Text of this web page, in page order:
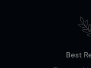
Best